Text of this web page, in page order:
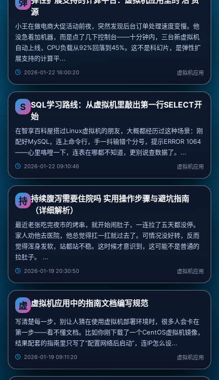
弹
源
小王在做电商大促活动前夜，突然发现后台订单处理速度变慢。他
没急着加机器，而是点了几下控制台——十分钟内，三台新虚拟机
自动上线，CPU负载从92%回落到45%。这不是科幻片，是弹性扩
展支持的计算平...
2026-01-22 16:00:20 虚拟机应用
S SQL学习路线：从虚拟机里敲出第一行SELECT开
始
在智享百科屋搭过Linux虚拟机的朋友，大概都经历过这种场景：刚
配好MySQL，连上命令行，手一抖输错个分号，提示ERROR 1064
——心里咯噔一下，连表在哪都不知道，更别说查数据了。...
2026-01-22 09:10:46 虚拟机应用
持 持续腹泻需要住院吗 实用操作步骤与避坑指南
（详细解析）
最近老张吃完夜市的烤串，就开始闹肚子，一连拉了五天都没停。
家人劝他去医院，他总觉得扛一扛就过去了。可情况没好转，反而
觉得浑身发软，站都站不稳。这时候才意识到，这可能不是普通的
拉肚子。 ...
2026-01-19 20:30:50 虚拟机应用
虚 虚拟机应用中的指南文档编写规范
写清楚每一步，别让人猜在使用虚拟机部署环境时，很多人会卡在
第一步——看不懂文档。比如你刚下载了一个CentOS虚拟机镜像，
结果配套的指南里只写了“配置网络后启动”，连IP怎么设...
2026-01-19 09:11:20 虚拟机应用